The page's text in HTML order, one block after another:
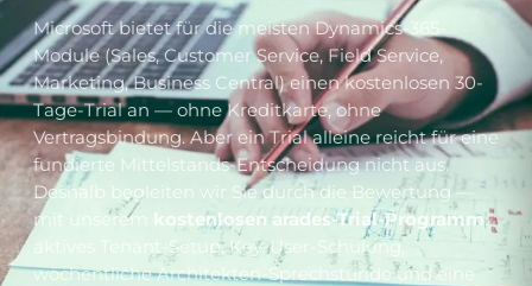
Microsoft bietet für die meisten Dynamics-365-
Module (Sales, Customer Service, Field Service,
Marketing, Business Central) einen kostenlosen 30-
Tage-Trial an — ohne Kreditkarte, ohne
Vertragsbindung. Aber ein Trial alleine reicht für eine
fundierte Mittelstands-Entscheidung nicht aus.
Deshalb begleiten wir Sie durch die Bewertung —
mit unserem kostenlosen arades-Trial-Programm:
aktives Tenant-Setup, Key-User-Schulung,
wöchentliche Architekten-Sprechstunde und eine